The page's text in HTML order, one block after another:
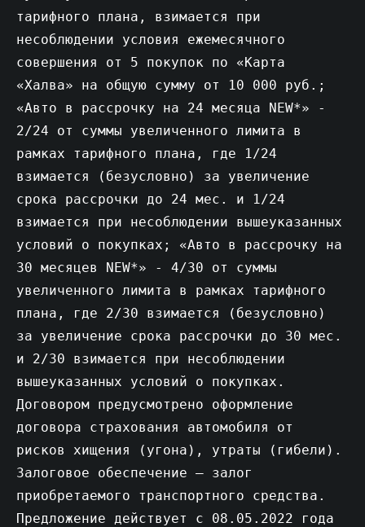
тарифного плана, взимается при
несоблюдении условия ежемесячного
совершения от 5 покупок по «Карта
«Халва» на общую сумму от 10 000 руб.;
«Авто в рассрочку на 24 месяца NEW*» -
2/24 от суммы увеличенного лимита в
рамках тарифного плана, где 1/24
взимается (безусловно) за увеличение
срока рассрочки до 24 мес. и 1/24
взимается при несоблюдении вышеуказанных
условий о покупках; «Авто в рассрочку на
30 месяцев NEW*» - 4/30 от суммы
увеличенного лимита в рамках тарифного
плана, где 2/30 взимается (безусловно)
за увеличение срока рассрочки до 30 мес.
и 2/30 взимается при несоблюдении
вышеуказанных условий о покупках.
Договором предусмотрено оформление
договора страхования автомобиля от
рисков хищения (угона), утраты (гибели).
Залоговое обеспечение – залог
приобретаемого транспортного средства.
Предложение действует с 08.05.2022 года